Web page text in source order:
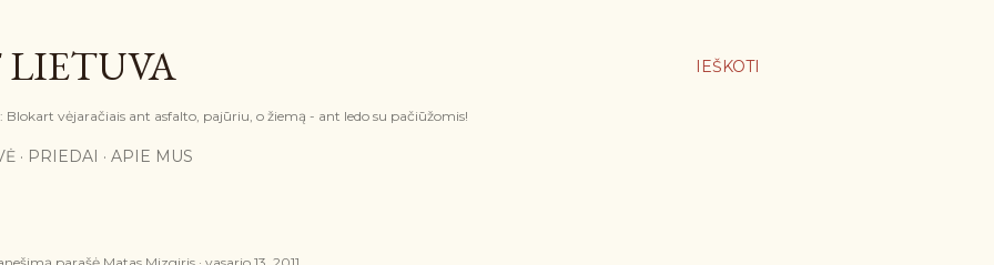
IEŠKOTI
vėjaračiais ant asfalto, pajūriu, o žiemą - ant ledo su pačiūžomis!
PRIEDAI APIE MUS